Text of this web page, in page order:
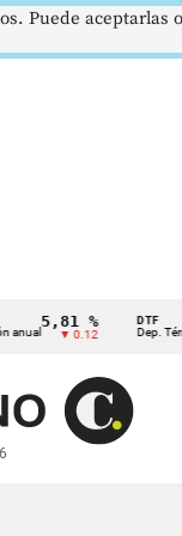
5,81 %
▼ 0.12 Dep.
Puede aceptarlas